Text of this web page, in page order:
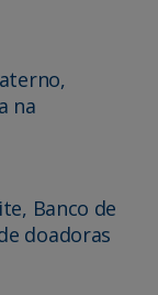
na
Banco de
doadoras